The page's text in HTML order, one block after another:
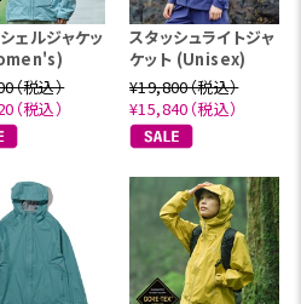
ェルジャケッ
（税込）
（税込）
スタッシュライトジャ
ケット (Unisex)
¥19,800（税込）
¥15,840（税込）